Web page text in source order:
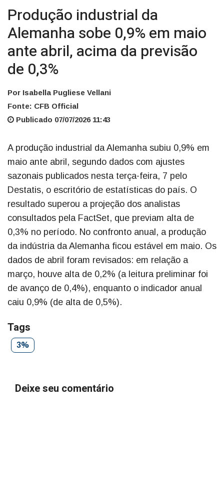
Produção industrial da
Alemanha sobe 0,9% em maio
ante abril, acima da previsão
de 0,3%
Por Isabella Pugliese Vellani
Fonte: CFB Official
Publicado 07/07/2026 11:43
A produção industrial da Alemanha subiu 0,9% em
maio ante abril, segundo dados com ajustes
sazonais publicados nesta terça-feira, 7 pelo
Destatis, o escritório de estatísticas do país. O
resultado superou a projeção dos analistas
consultados pela FactSet, que previam alta de
0,3% no período. No confronto anual, a produção
da indústria da Alemanha ficou estável em maio. Os
dados de abril foram revisados: em relação a
março, houve alta de 0,2% (a leitura preliminar foi
de avanço de 0,4%), enquanto o indicador anual
caiu 0,9% (de alta de 0,5%).
Tags
3%
Deixe seu comentário